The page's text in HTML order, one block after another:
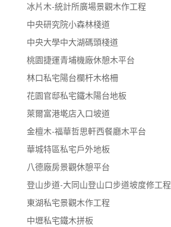
冰片木-統計所廣場景觀木作工程
中央研究院小森林棧道
中央大學中大湖碼頭棧道
桃園捷運青埔機廠休憩木平台
林口私宅陽台欄杆木格柵
花園官邸私宅鐵木陽台地板
萊爾富港墘店入口坡道
金檀木-福華哲思軒西餐廳木平台
華城特區私宅戶外地板
八德廠房景觀休憩平台
登山步道-大同山登山口步道坡度修工程
東湖私宅景觀木作工程
中壢私宅鐵木拼板